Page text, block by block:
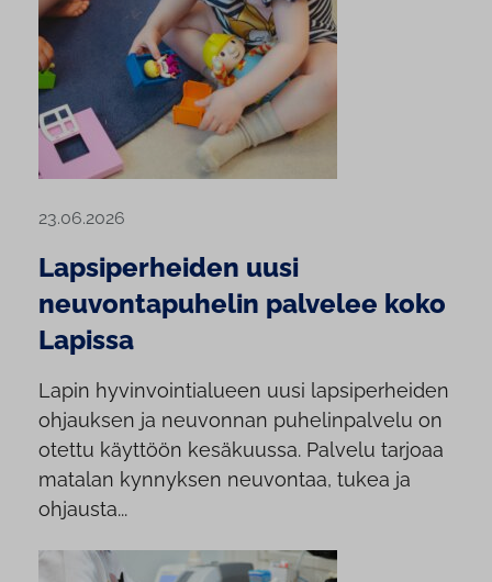
23.06.2026
Lapsiperheiden uusi
neuvontapuhelin palvelee koko
Lapissa
Lapin hyvinvointialueen uusi lapsiperheiden
ohjauksen ja neuvonnan puhelinpalvelu on
otettu käyttöön kesäkuussa. Palvelu tarjoaa
matalan kynnyksen neuvontaa, tukea ja
ohjausta...